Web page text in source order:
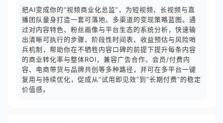
把AI变成你的“视频商业化总监”，为短视频、长视频与直
播团队量身打造一套可落地、多渠道的变现策略蓝图。通
过对内容特色、粉丝画像与平台生态的系统分析，快速输
出清晰可执行的步骤、阶段性时间表、收益预估与风险哨
兵机制，帮助你在不牺牲内容口碑的前提下提升每条内容
的商业转化率与整体ROI，兼容广告合作、会员/付费内
容、电商带货与品牌共创等多种路径，并可在多平台一键
复用与持续优化，促成从“试用即见效”到“长期付费”的稳定
价值感。